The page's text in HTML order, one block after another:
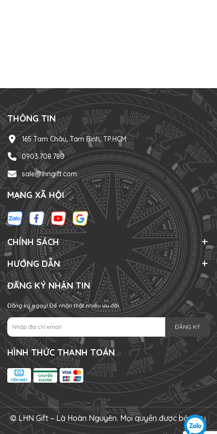
THÔNG TIN
165 Tam Châu, Tam Bình, TP.HCM
0903.708.780
sale@lhngift.com
MẠNG XÃ HỘI
CHÍNH SÁCH
HƯỚNG DẪN
ĐĂNG KÝ NHẬN TIN
Đăng ký ngay! Để nhận thật nhiều ưu đãi
ĐĂNG KÝ
HÌNH THỨC THANH TOÁN
© LHN Gift – Là Hoàn Nguyên. Mọi quyền được bảo lưu.